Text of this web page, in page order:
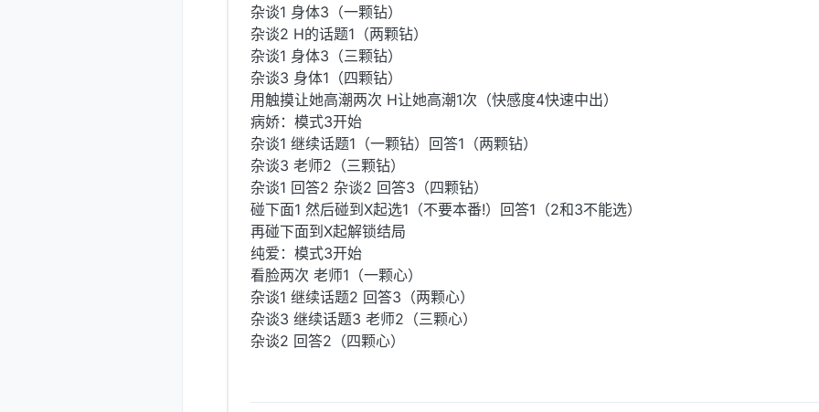
杂谈1 身体3（一颗钻）
杂谈2 H的话题1（两颗钻）
杂谈1 身体3（三颗钻）
杂谈3 身体1（四颗钻）
用触摸让她高潮两次 H让她高潮1次（快感度4快速中出）
病娇：模式3开始
杂谈1 继续话题1（一颗钻）回答1（两颗钻）
杂谈3 老师2（三颗钻）
杂谈1 回答2 杂谈2 回答3（四颗钻）
碰下面1 然后碰到X起选1（不要本番!）回答1（2和3不能选）
再碰下面到X起解锁结局
纯爱：模式3开始
看脸两次 老师1（一颗心）
杂谈1 继续话题2 回答3（两颗心）
杂谈3 继续话题3 老师2（三颗心）
杂谈2 回答2（四颗心）